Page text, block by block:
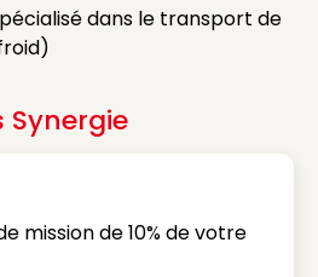
dans le transport de
mission de 10% de votre